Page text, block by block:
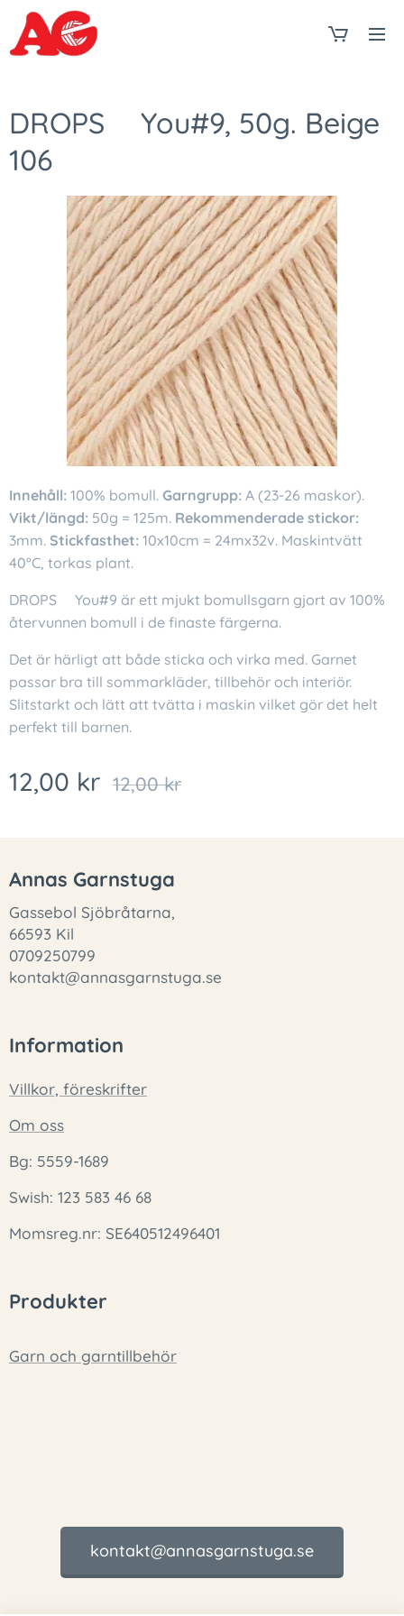
DROPS❤You#9, 50g. Beige
106
Innehåll: 100% bomull. Garngrupp: A (23-26 maskor).
Vikt/längd: 50g = 125m. Rekommenderade stickor:
3mm. Stickfasthet: 10x10cm = 24mx32v. Maskintvätt
40°C, torkas plant.
DROPS❤You#9 är ett mjukt bomullsgarn gjort av 100%
återvunnen bomull i de finaste färgerna.
Det är härligt att både sticka och virka med. Garnet
passar bra till sommarkläder, tillbehör och interiör.
Slitstarkt och lätt att tvätta i maskin vilket gör det helt
perfekt till barnen.
12,00 kr 12,00kr
Annas Garnstuga
Gassebol Sjöbråtarna,
66593 Kil
0709250799
kontakt@annasgarnstuga.se
Information
Villkor, föreskrifter
Om oss
Bg: 5559-1689
Swish: 123 583 46 68
Momsreg.nr: SE640512496401
Produkter
Garn och garntillbehör
kontakt@annasgarnstuga.se